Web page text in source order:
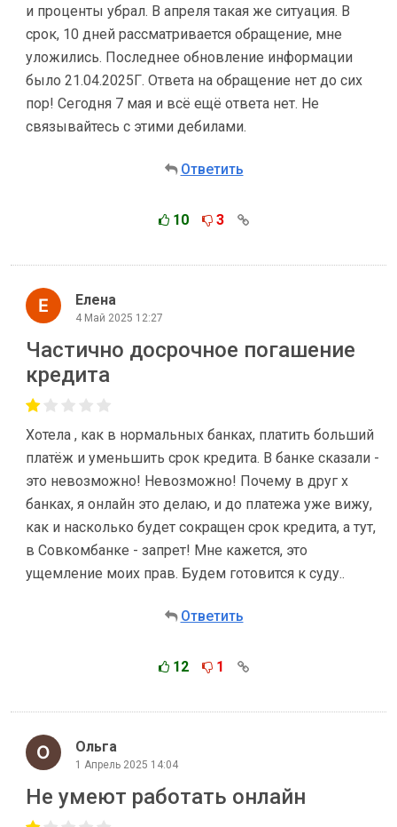
и проценты убрал. В апреля такая же ситуация. В
срок, 10 дней рассматривается обращение, мне
уложились. Последнее обновление информации
было 21.04.2025Г. Ответа на обращение нет до сих
пор! Сегодня 7 мая и всё ещё ответа нет. Не
связывайтесь с этими дебилами.
Ответить
10 3
Елена
4 Май 2025 12:27
Частично досрочное погашение
кредита
Хотела , как в нормальных банках, платить больший
платёж и уменьшить срок кредита. В банке сказали -
это невозможно! Невозможно! Почему в друг х
банках, я онлайн это делаю, и до платежа уже вижу,
как и насколько будет сокращен срок кредита, а тут,
в Совкомбанке - запрет! Мне кажется, это
ущемление моих прав. Будем готовится к суду..
Ответить
12 1
Ольга
1 Апрель 2025 14:04
Не умеют работать онлайн